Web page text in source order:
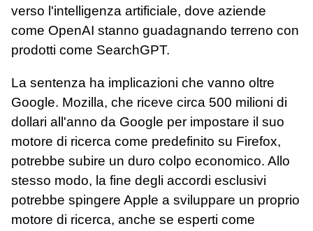
verso l'intelligenza artificiale, dove aziende
come OpenAI stanno guadagnando terreno con
prodotti come SearchGPT.
La sentenza ha implicazioni che vanno oltre
Google. Mozilla, che riceve circa 500 milioni di
dollari all'anno da Google per impostare il suo
motore di ricerca come predefinito su Firefox,
potrebbe subire un duro colpo economico. Allo
stesso modo, la fine degli accordi esclusivi
potrebbe spingere Apple a sviluppare un proprio
motore di ricerca, anche se esperti come